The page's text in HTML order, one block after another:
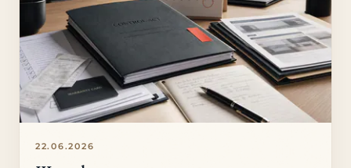
22.06.2026